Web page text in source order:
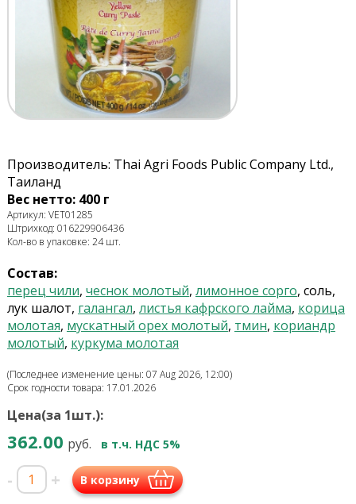
Производитель: Thai Agri Foods Public Company Ltd.,
Таиланд
Вес нетто: 400 г
Артикул: VET01285
Штрихкод: 016229906436
Кол-во в упаковке: 24 шт.
Состав:
перец чили, чеснок молотый, лимонное сорго, соль,
лук шалот, галангал, листья кафрского лайма, корица
молотая, мускатный орех молотый, тмин, кориандр
молотый, куркума молотая
(Последнее изменение цены: 07 Aug 2026, 12:00)
Срок годности товара: 17.01.2026
Цена(за 1шт.):
362.00 руб. в т.ч. НДС 5%
- + В корзину